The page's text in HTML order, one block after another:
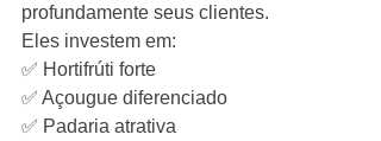
profundamente seus clientes.
Eles investem em:
✅ Hortifrúti forte
✅ Açougue diferenciado
✅ Padaria atrativa